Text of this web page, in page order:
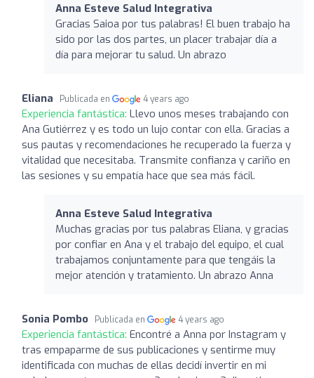
Anna Esteve Salud Integrativa
Gracias Saioa por tus palabras! El buen trabajo ha
sido por las dos partes, un placer trabajar día a
día para mejorar tu salud. Un abrazo
Eliana Publicada en 4 years ago
Experiencia fantástica: Llevo unos meses trabajando con
Ana Gutiérrez y es todo un lujo contar con ella. Gracias a
sus pautas y recomendaciones he recuperado la fuerza y
vitalidad que necesitaba. Transmite confianza y cariño en
las sesiones y su empatía hace que sea más fácil.
Anna Esteve Salud Integrativa
Muchas gracias por tus palabras Eliana, y gracias
por confiar en Ana y el trabajo del equipo, el cual
trabajamos conjuntamente para que tengáis la
mejor atención y tratamiento. Un abrazo Anna
Sonia Pombo Publicada en 4 years ago
Experiencia fantástica: Encontré a Anna por Instagram y
tras empaparme de sus publicaciones y sentirme muy
identificada con muchas de ellas decidí invertir en mi